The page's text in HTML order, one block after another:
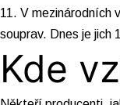
11. V mezinárodních
souprav. Dnes je jich
Kde